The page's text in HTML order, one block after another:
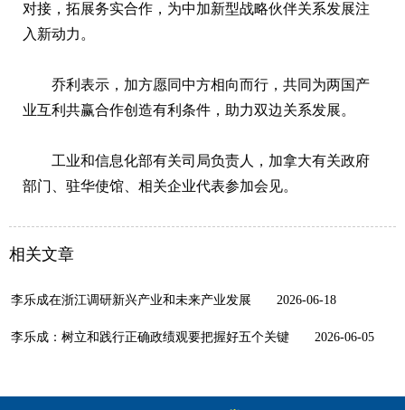
对接，拓展务实合作，为中加新型战略伙伴关系发展注
入新动力。
乔利表示，加方愿同中方相向而行，共同为两国产
业互利共赢合作创造有利条件，助力双边关系发展。
工业和信息化部有关司局负责人，加拿大有关政府
部门、驻华使馆、相关企业代表参加会见。
相关文章
李乐成在浙江调研新兴产业和未来产业发展 2026-06-18
李乐成：树立和践行正确政绩观要把握好五个关键 2026-06-05